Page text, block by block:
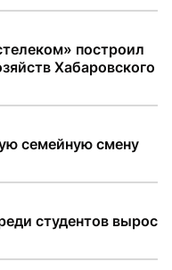
построил
Хабаровского
семейную смену
студентов вырос